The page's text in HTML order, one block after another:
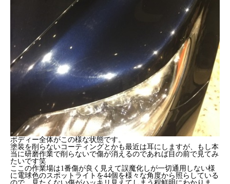
ボディー全体がこの様な状態です。
塗装を削らないコーティングとかも最近は耳にしますが、もし本
当に研磨作業で削らないで傷が消えるのであれば目の前で見てみ
たいです笑
ここの作業場は1番傷が良く見えて誤魔化しが一切通用しない様
に電球色のスポットライトを44個を様々な角度から照らしている